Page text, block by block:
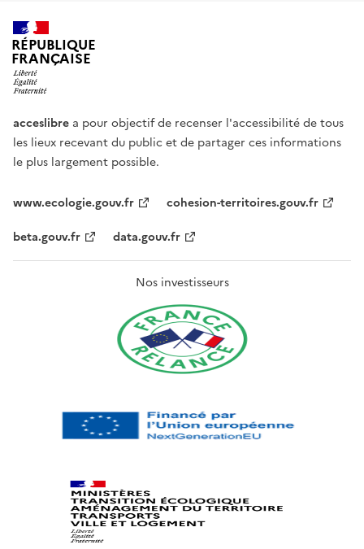
RÉPUBLIQUE
FRANÇAISE
acceslibre a pour objectif de recenser l'accessibilité de tous
les lieux recevant du public et de partager ces informations
le plus largement possible.
www.ecologie.gouv.fr
cohesion-territoires.gouv.fr
beta.gouv.fr
data.gouv.fr
Nos investisseurs